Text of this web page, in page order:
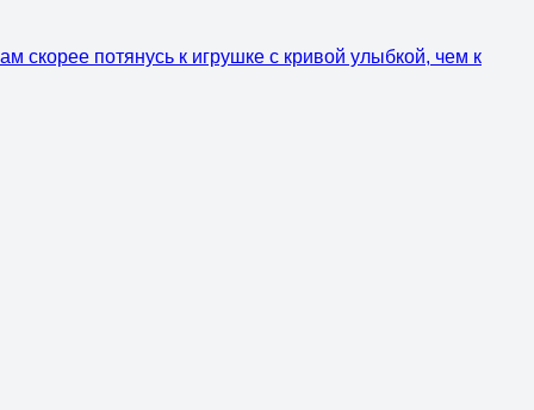
скорее потянусь к игрушке с кривой улыбкой, чем к